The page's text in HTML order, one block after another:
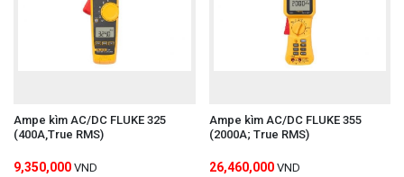
Ampe kìm AC/DC FLUKE 325
(400A,True RMS)
9,350,000 VND
Ampe kìm AC/DC FLUKE 355
(2000A; True RMS)
26,460,000 VND